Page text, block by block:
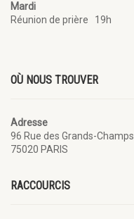
Mardi
Réunion de prière 19h
OÙ NOUS TROUVER
Adresse
96 Rue des Grands-Champs
75020 PARIS
RACCOURCIS